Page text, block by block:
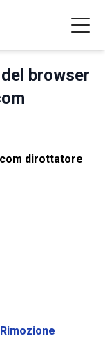
browser
dirottatore
Rimozione